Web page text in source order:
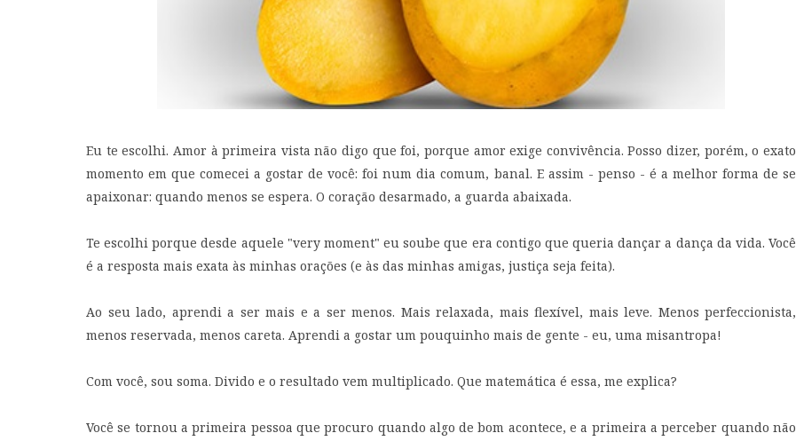
Eu te escolhi. Amor à primeira vista não digo que foi, porque amor exige convivência. Posso dizer, porém, o exato
momento em que comecei a gostar de você: foi num dia comum, banal. E assim - penso - é a melhor forma de se
apaixonar: quando menos se espera. O coração desarmado, a guarda abaixada.
Te escolhi porque desde aquele "very moment" eu soube que era contigo que queria dançar a dança da vida. Você
é a resposta mais exata às minhas orações (e às das minhas amigas, justiça seja feita).
Ao seu lado, aprendi a ser mais e a ser menos. Mais relaxada, mais flexível, mais leve. Menos perfeccionista,
menos reservada, menos careta. Aprendi a gostar um pouquinho mais de gente - eu, uma misantropa!
Com você, sou soma. Divido e o resultado vem multiplicado. Que matemática é essa, me explica?
Você se tornou a primeira pessoa que procuro quando algo de bom acontece, e a primeira a perceber quando não